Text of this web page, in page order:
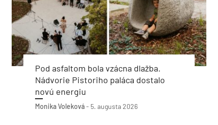
Pod asfaltom bola vzácna dlažba.
Nádvorie Pistoriho paláca dostalo
novú energiu
Monika Voleková- 5. augusta 2026